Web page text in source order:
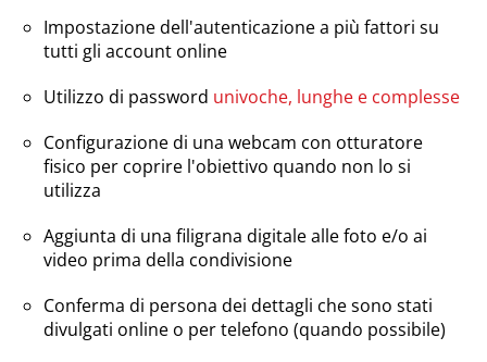
Impostazione dell'autenticazione a più fattori su
tutti gli account online
Utilizzo di password univoche, lunghe e complesse
Configurazione di una webcam con otturatore
fisico per coprire l'obiettivo quando non lo si
utilizza
Aggiunta di una filigrana digitale alle foto e/o ai
video prima della condivisione
Conferma di persona dei dettagli che sono stati
divulgati online o per telefono (quando possibile)